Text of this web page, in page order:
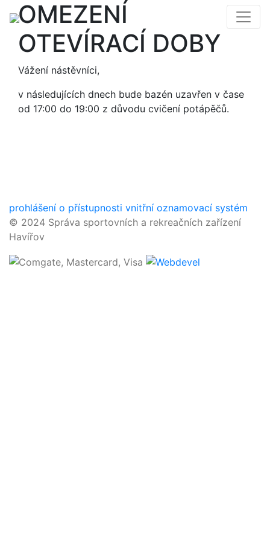
OMEZENÍ
OTEVÍRACÍ DOBY
Vážení nástěvníci,
v následujících dnech bude bazén uzavřen v čase
od 17:00 do 19:00 z důvodu cvičení potápěčů.
prohlášení o přístupnosti vnitřní oznamovací systém
© 2024 Správa sportovních a rekreačních zařízení
Havířov